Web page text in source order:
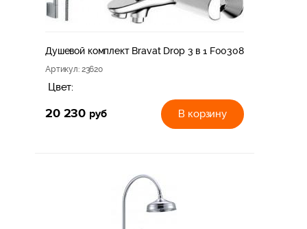
Душевой комплект Bravat Drop 3 в 1 F00308
Артикул: 23620
Цвет:
20 230 руб В корзину